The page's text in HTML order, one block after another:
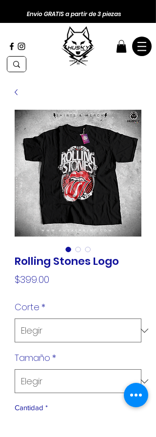
Envio GRATIS a partir de 3 piezas
Rolling Stones Logo
$399.00
Corte *
Tamaño *
Cantidad *